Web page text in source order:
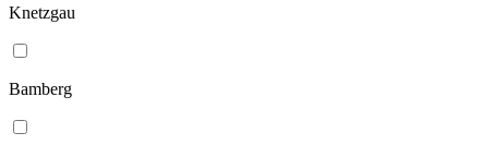
Knetzgau
Bamberg